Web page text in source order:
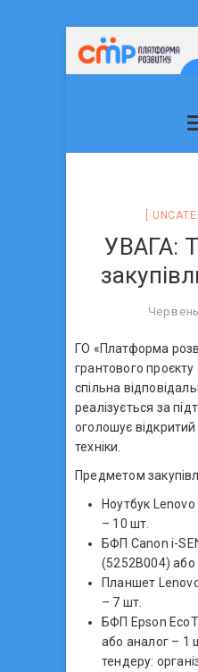
УВАГА:
ГО «Платформа
грантового
спільна
реалізується за
оголошує
техніки.
Предметом
Ноутбук
– 10 шт.
БФП Canon i-
(5252B004) або
Планшет
– 7 шт.
БФП Epson
або аналог – 1
тендеру: